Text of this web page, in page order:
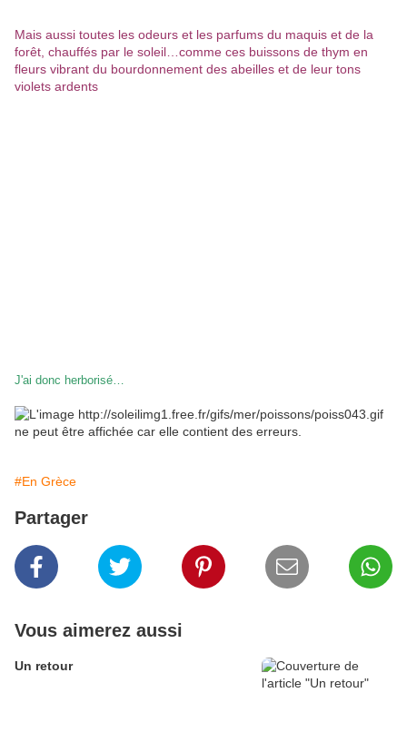
Mais aussi toutes les odeurs et les parfums du maquis et de la
forêt, chauffés par le soleil…comme ces buissons de thym en
fleurs vibrant du bourdonnement des abeilles et de leur tons
violets ardents
J'ai donc herborisé…
#En Grèce
Partager
Vous aimerez aussi
Un retour